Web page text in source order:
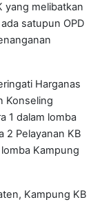
yang melibatkan
satupun OPD
Harganas
Konseling
1 dalam lomba
2 Pelayanan KB
Kampung
Kampung KB